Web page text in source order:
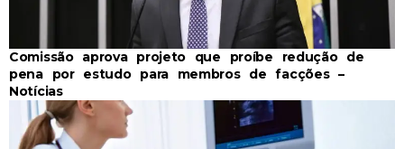
Comissão aprova projeto que proíbe redução de
pena por estudo para membros de facções –
Notícias